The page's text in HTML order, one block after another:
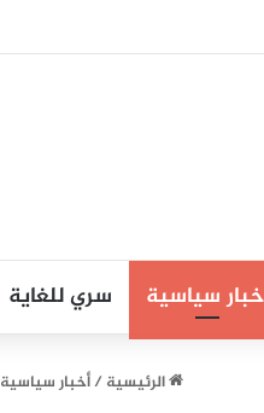
سياسية سري للغاية
الرئيسية/أخبار سياسية